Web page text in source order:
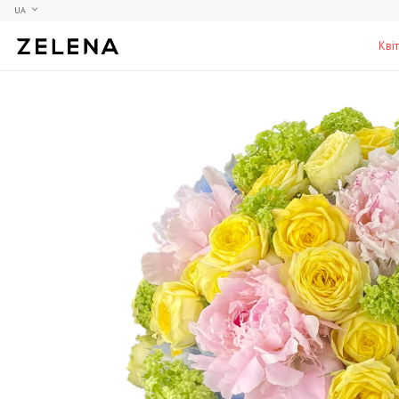
Фрезії
Колекційні моделі
Аксесуари для кабінету
Настільні ігри
Чоловічі аромати для дому
Аксесуари для бару
Вази для чоловіків
Столи
Стільці
Шафи, комоди та тумби
Елітні лампи та люстри
Підставки та п'єдестали
UA